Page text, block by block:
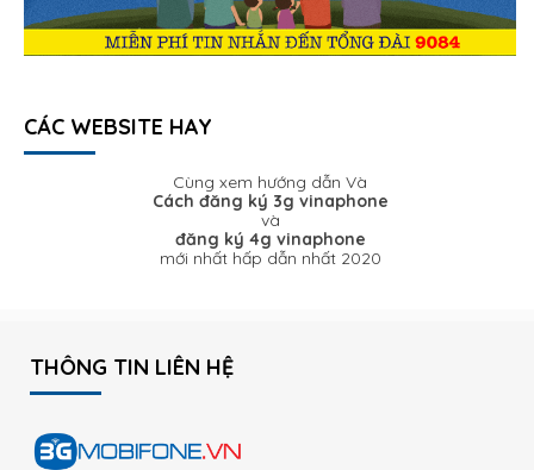
CÁC WEBSITE HAY
Cùng xem hướng dẫn Và
Cách đăng ký 3g vinaphone
và
đăng ký 4g vinaphone
mới nhất hấp dẫn nhất 2020
THÔNG TIN LIÊN HỆ